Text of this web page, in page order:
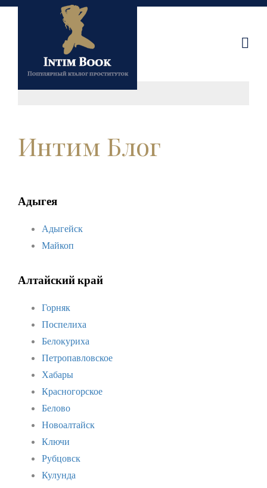
Интим Блог
Адыгея
Адыгейск
Майкоп
Алтайский край
Горняк
Поспелиха
Белокуриха
Петропавловское
Хабары
Красногорское
Белово
Новоалтайск
Ключи
Рубцовск
Кулунда